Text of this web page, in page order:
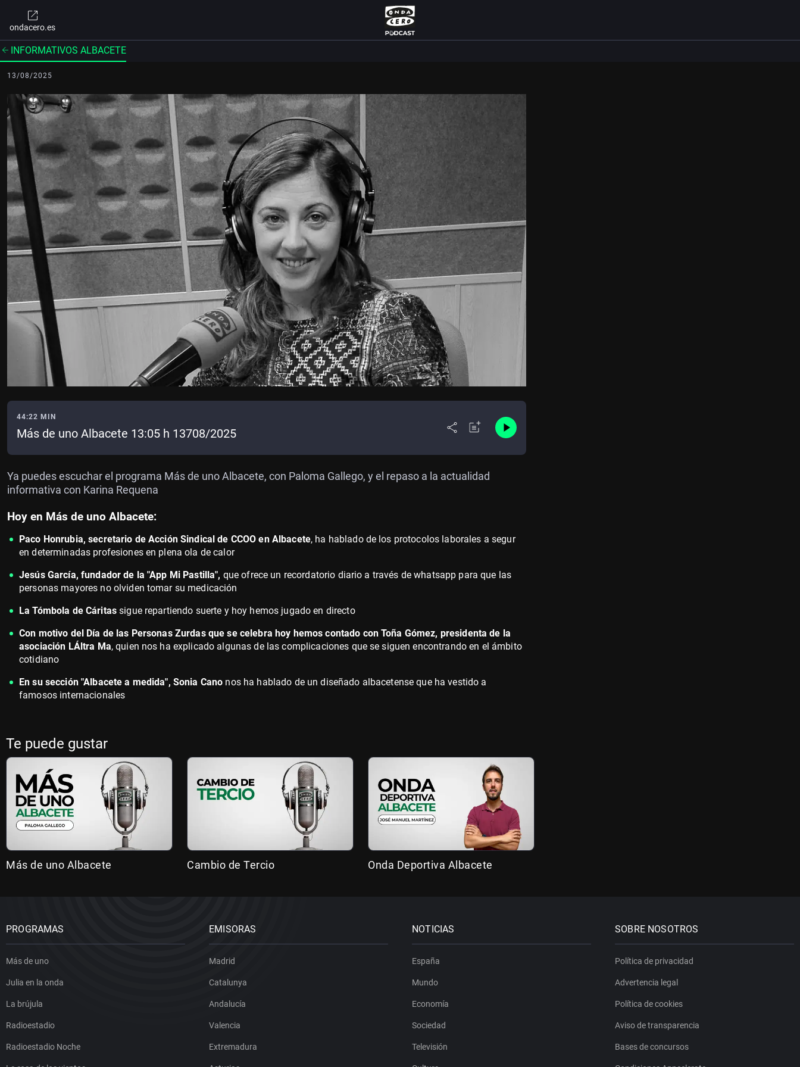
ondacero.es
INFORMATIVOS ALBACETE
13/08/2025
44:22 MIN
Más de uno Albacete 13:05 h 13708/2025
Ya puedes escuchar el programa Más de uno Albacete, con Paloma Gallego, y el repaso a la actualidad
informativa con Karina Requena
Hoy en Más de uno Albacete:
Paco Honrubia, secretario de Acción Sindical de CCOO en Albacete, ha hablado de los protocolos laborales a segur
en determinadas profesiones en plena ola de calor
Jesús García, fundador de la "App Mi Pastilla", que ofrece un recordatorio diario a través de whatsapp para que las
personas mayores no olviden tomar su medicación
La Tómbola de Cáritassigue repartiendo suerte y hoy hemos jugado en directo
Con motivo del Día de las Personas Zurdas que se celebra hoy hemos contado con Toña Gómez, presidenta de la
asociación LÁltra Ma, quien nos ha explicado algunas de las complicaciones que se siguen encontrando en el ámbito
cotidiano
En su sección "Albacete a medida", Sonia Cano nos ha hablado de un diseñado albacetense que ha vestido a
famosos internacionales
Te puede gustar
Más de uno Albacete Cambio de Tercio Onda Deportiva Albacete
PROGRAMAS
Más de uno
Julia en la onda
La brújula
Radioestadio
Radioestadio Noche
EMISORAS
Madrid
Catalunya
Andalucía
Valencia
Extremadura
NOTICIAS
España
Mundo
Economía
Sociedad
Televisión
SOBRE NOSOTROS
Política de privacidad
Advertencia legal
Política de cookies
Aviso de transparencia
Bases de concursos